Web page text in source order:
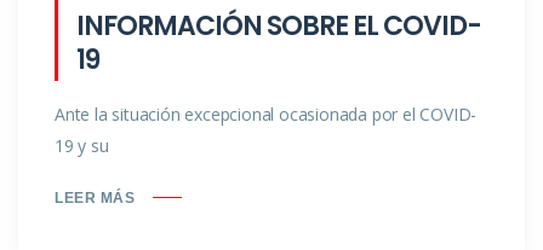
INFORMACIÓN SOBRE EL COVID-
19
Ante la situación excepcional ocasionada por el COVID-
19 y su
LEER MÁS